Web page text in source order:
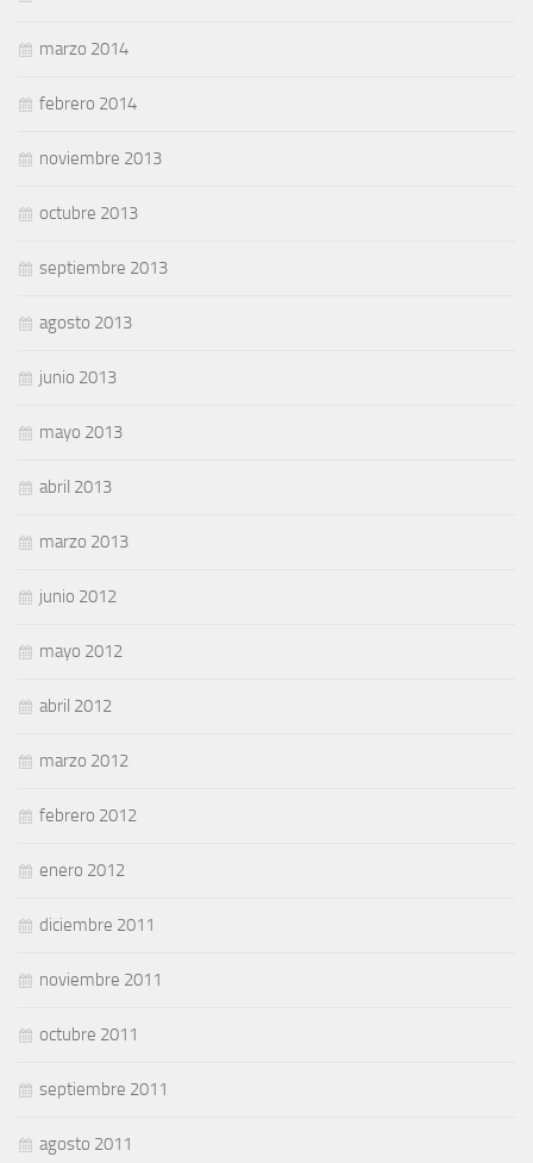
marzo 2014
febrero 2014
noviembre 2013
octubre 2013
septiembre 2013
agosto 2013
junio 2013
mayo 2013
abril 2013
marzo 2013
junio 2012
mayo 2012
abril 2012
marzo 2012
febrero 2012
enero 2012
diciembre 2011
noviembre 2011
octubre 2011
septiembre 2011
agosto 2011